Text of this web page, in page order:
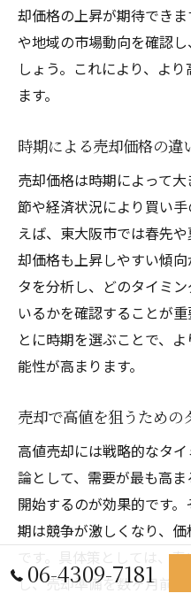
却価格の上昇が期待でき
や地域の市場動向を確認
しょう。これにより、よ
ます。
時期による売却価格の違
売却価格は時期によって
節や経済状況により買い
えば、東大阪市では春先
却価格も上昇しやすい傾
タを分析し、どのタイミ
いるかを確認することが
とに時期を選ぶことで、
能性が高まります。
売却で高値を狙うための
高値売却には戦略的なタ
論として、需要が最も高ま
開始するのが効果的です
期は競争が激しくなり、
です。具体策としては、
し、売却準備を数ヶ月前
06-4309-7181